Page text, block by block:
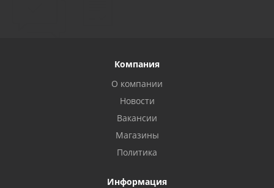
Компания
О компании
Новости
Вакансии
Магазины
Политика
Информация